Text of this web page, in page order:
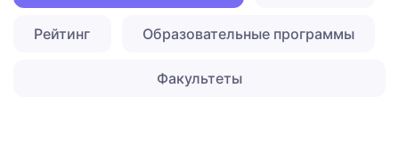
Рейтинг Образовательные программы
Факультеты